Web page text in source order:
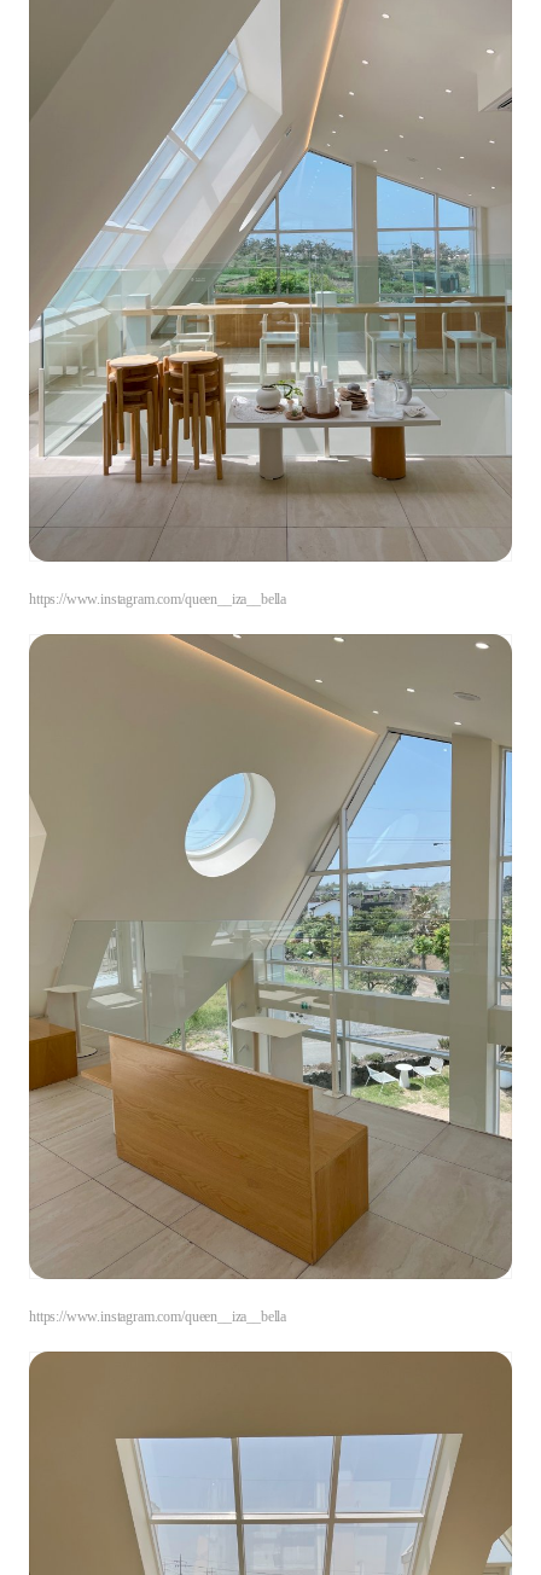
https://www.instagram.com/queen__iza__bella
https://www.instagram.com/queen__iza__bella